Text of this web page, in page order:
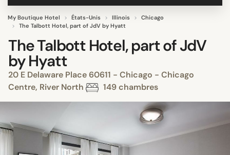
My Boutique Hotel États-Unis Illinois
Chicago
The Talbott Hotel, part of JdV by Hyatt
The Talbott Hotel, part of JdV
by Hyatt
20 E Delaware Place 60611 - Chicago - Chicago
Centre, River North
149 chambres